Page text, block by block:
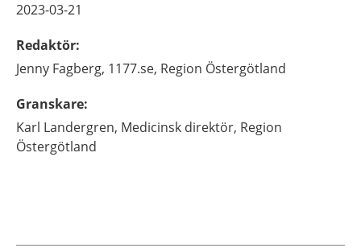
2023-03-21
Redaktör:
Jenny Fagberg, 1177.se, Region Östergötland
Granskare:
Karl Landergren, Medicinsk direktör, Region
Östergötland